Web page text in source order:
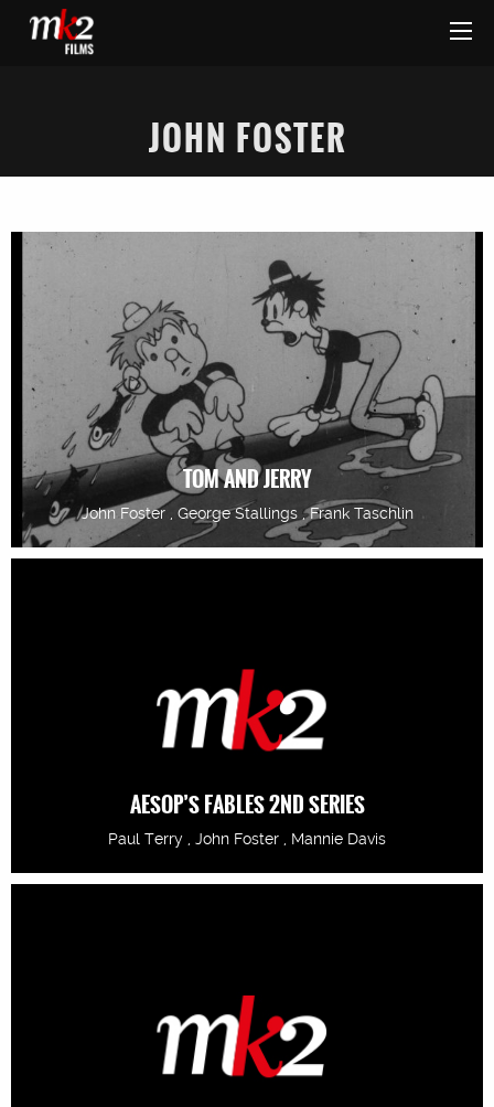
JOHN FOSTER
TOM AND JERRY
John Foster , George Stallings , Frank Taschlin
AESOP’S FABLES 2ND SERIES
Paul Terry , John Foster , Mannie Davis